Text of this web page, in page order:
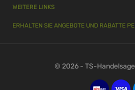
WEITERE LINKS
ERHALTEN SIE ANGEBOTE UND RABATTE
© 2026 - TS-